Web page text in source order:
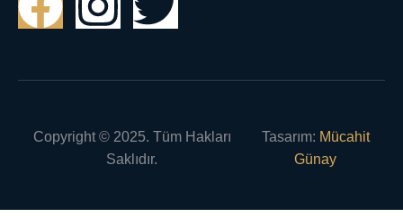
Copyright © 2025. Tüm Hakları
Saklıdır.
Tasarım: Mücahit
Günay